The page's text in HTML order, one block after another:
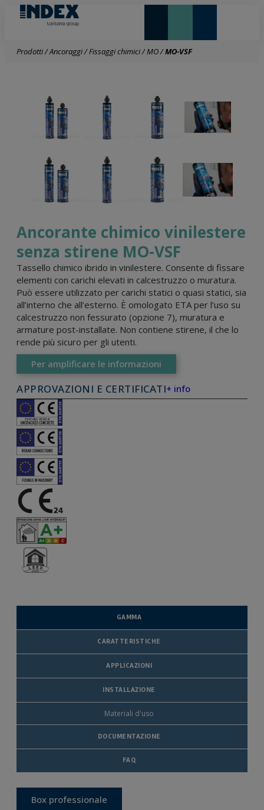
Prodotti/Ancoraggi/Fissaggi chimici/MO/MO-VSF
Ancorante chimico vinilestere
senza stirene MO-VSF
Tassello chimico ibrido in vinilestere. Consente di fissare
elementi con carichi elevati in calcestruzzo o muratura.
Può essere utilizzato per carichi statici o quasi statici, sia
all’interno che all’esterno. È omologato ETA per l’uso su
calcestruzzo non fessurato (opzione 7), muratura e
armature post-installate. Non contiene stirene, il che lo
rende più sicuro per gli utenti.
Per amplificare le informazioni
APPROVAZIONI E CERTIFICATI+ info
GAMMA
CARATTERISTICHE
APPLICAZIONI
INSTALLAZIONE
Materiali d'uso
DOCUMENTAZIONE
FAQ
Box professionale